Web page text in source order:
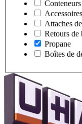
Conteneurs
Attaches
Retours de
Propane
Boîtes de